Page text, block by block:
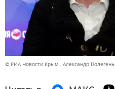
© РИА Новости Крым . Александр